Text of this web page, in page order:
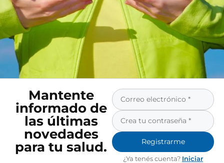
Mantente
informado de
las últimas
novedades
para tu salud.
Registrarme
¿Ya tenés cuenta? Iniciar